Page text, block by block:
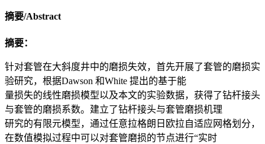
摘要/Abstract
摘要：
针对套管在大斜度井中的磨损失效，首先开展了套管的磨损实
验研究，根据Dawson 和White 提出的基于能
量损失的线性磨损模型以及本文的实验数据，获得了钻杆接头
与套管的磨损系数。建立了钻杆接头与套管磨损机理
研究的有限元模型，通过任意拉格朗日欧拉自适应网格划分，
在数值模拟过程中可以对套管磨损的节点进行“实时